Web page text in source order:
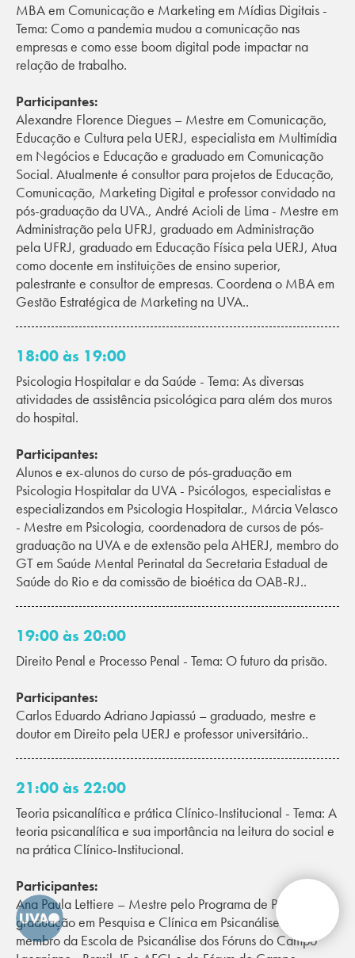
MBA em Comunicação e Marketing em Mídias Digitais -
Tema: Como a pandemia mudou a comunicação nas
empresas e como esse boom digital pode impactar na
relação de trabalho.
Participantes:
Alexandre Florence Diegues – Mestre em Comunicação,
Educação e Cultura pela UERJ, especialista em Multimídia
em Negócios e Educação e graduado em Comunicação
Social. Atualmente é consultor para projetos de Educação,
Comunicação, Marketing Digital e professor convidado na
pós-graduação da UVA., André Acioli de Lima - Mestre em
Administração pela UFRJ, graduado em Administração
pela UFRJ, graduado em Educação Física pela UERJ, Atua
como docente em instituições de ensino superior,
palestrante e consultor de empresas. Coordena o MBA em
Gestão Estratégica de Marketing na UVA..
18:00 às 19:00
Psicologia Hospitalar e da Saúde - Tema: As diversas
atividades de assistência psicológica para além dos muros
do hospital.
Participantes:
Alunos e ex-alunos do curso de pós-graduação em
Psicologia Hospitalar da UVA - Psicólogos, especialistas e
especializandos em Psicologia Hospitalar., Márcia Velasco
- Mestre em Psicologia, coordenadora de cursos de pós-
graduação na UVA e de extensão pela AHERJ, membro do
GT em Saúde Mental Perinatal da Secretaria Estadual de
Saúde do Rio e da comissão de bioética da OAB-RJ..
19:00 às 20:00
Direito Penal e Processo Penal - Tema: O futuro da prisão.
Participantes:
Carlos Eduardo Adriano Japiassú – graduado, mestre e
doutor em Direito pela UERJ e professor universitário..
21:00 às 22:00
Teoria psicanalítica e prática Clínico-Institucional - Tema: A
teoria psicanalítica e sua importância na leitura do social e
na prática Clínico-Institucional.
Participantes:
Ana Paula Lettiere – Mestre pelo Programa de Pós-
graduação em Pesquisa e Clínica em Psicanálise da UERJ,
membro da Escola de Psicanálise dos Fóruns do Campo